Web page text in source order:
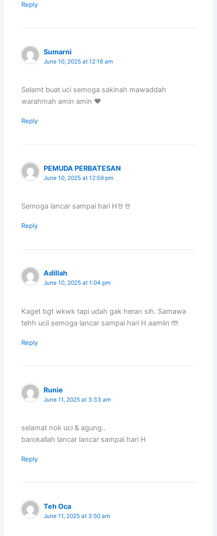
Reply
Sumarni
June 10, 2025 at 12:16 am
Selamt buat uci semoga sakinah mawaddah
warahmah amin amin ❤️
Reply
PEMUDA PERBATESAN
June 10, 2025 at 12:59 pm
Semoga lancar sampai hari H🤘🤘
Reply
Adillah
June 10, 2025 at 1:04 pm
Kaget bgt wkwk tapi udah gak heran sih. Samawa
tehh ucii semoga lancar sampai hari H aamiin 🤲
Reply
Runie
June 11, 2025 at 3:33 am
selamat nok uci & agung..
barokallah lancar lancar sampai hari H
Reply
Teh Oca
June 11, 2025 at 3:50 am